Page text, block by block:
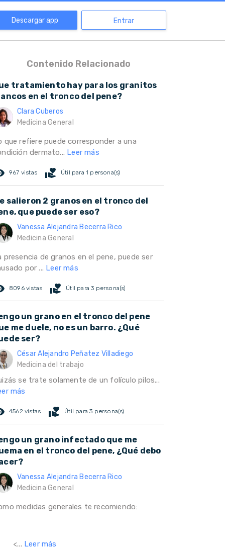
Descargar app Entrar
Contenido Relacionado
tratamiento hay para los granitos
en el tronco del pene?
Clara Cuberos
Medicina General
que refiere puede corresponder a una
dermato... Leer más
967 vistas volunteer_activism Útil para 1 persona(s)
salieron 2 granos en el tronco del
que puede ser eso?
Vanessa Alejandra Becerra Rico
Medicina General
presencia de granos en el pene, puede ser
por ... Leer más
8096 vistas volunteer_activism Útil para 3 persona(s)
un grano en el tronco del pene
me duele, no es un barro. ¿Qué
ser?
César Alejandro Peñatez Villadiego
Medicina del trabajo
se trate solamente de un folículo pilos...
más
4562 vistas volunteer_activism Útil para 3 persona(s)
un grano infectado que me
en el tronco del pene, ¿Qué debo
Vanessa Alejandra Becerra Rico
Medicina General
medidas generales te recomiendo:
<... Leer más